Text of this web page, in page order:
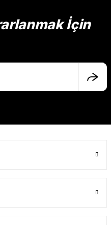
görüntülenemiyor.
İçin